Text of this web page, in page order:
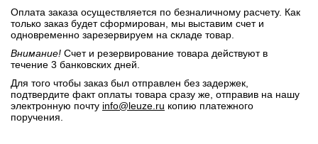
Оплата заказа осуществляется по безналичному расчету. Как
только заказ будет сформирован, мы выставим счет и
одновременно зарезервируем на складе товар.
Внимание! Счет и резервирование товара действуют в
течение 3 банковских дней.
Для того чтобы заказ был отправлен без задержек,
подтвердите факт оплаты товара сразу же, отправив на нашу
электронную почту info@leuze.ru копию платежного
поручения.